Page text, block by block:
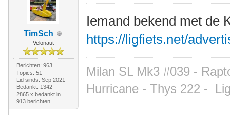
TimSch
Velonaut
Berichten: 963
Topics: 51
Lid sinds: Sep 2021
Bedankt: 1342
2865 x bedankt in
913 berichten
Iemand bekend met de
https://ligfiets.net/
Milan SL Mk3 #039 -
Hurricane - Thys 222 -